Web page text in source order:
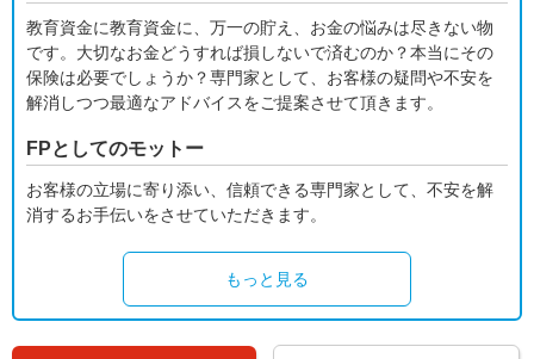
教育資金に教育資金に、万一の貯え、お金の悩みは尽きない物
です。大切なお金どうすれば損しないで済むのか？本当にその
保険は必要でしょうか？専門家として、お客様の疑問や不安を
解消しつつ最適なアドバイスをご提案させて頂きます。
FPとしてのモットー
お客様の立場に寄り添い、信頼できる専門家として、不安を解
消するお手伝いをさせていただきます。
もっと見る